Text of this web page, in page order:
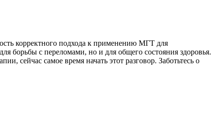
корректного подхода к применению МГТ для
борьбы с переломами, но и для общего состояния здоровья.
сейчас самое время начать этот разговор. Заботьтесь о